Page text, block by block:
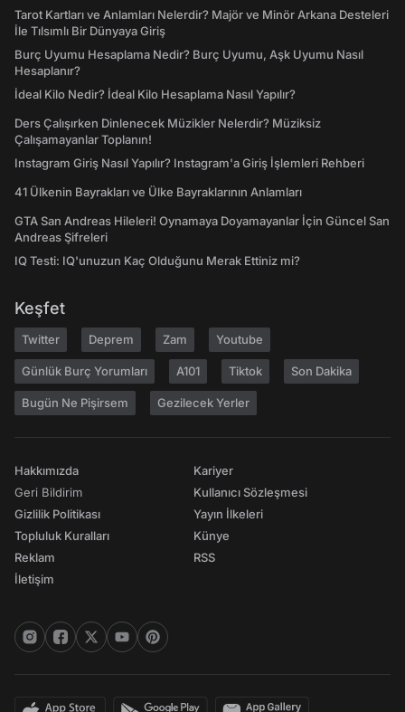
Tarot Kartları ve Anlamları Nelerdir? Majör ve Minör Arkana Desteleri
İle Tılsımlı Bir Dünyaya Giriş
Burç Uyumu Hesaplama Nedir? Burç Uyumu, Aşk Uyumu Nasıl
Hesaplanır?
İdeal Kilo Nedir? İdeal Kilo Hesaplama Nasıl Yapılır?
Ders Çalışırken Dinlenecek Müzikler Nelerdir? Müziksiz
Çalışamayanlar Toplanın!
Instagram Giriş Nasıl Yapılır? Instagram'a Giriş İşlemleri Rehberi
41 Ülkenin Bayrakları ve Ülke Bayraklarının Anlamları
GTA San Andreas Hileleri! Oynamaya Doyamayanlar İçin Güncel San
Andreas Şifreleri
IQ Testi: IQ'unuzun Kaç Olduğunu Merak Ettiniz mi?
Keşfet
Twitter Deprem Zam Youtube
Günlük Burç Yorumları A101 Tiktok Son Dakika
Bugün Ne Pişirsem Gezilecek Yerler
Hakkımızda
Geri Bildirim
Gizlilik Politikası
Topluluk Kuralları
Reklam
İletişim
Kariyer
Kullanıcı Sözleşmesi
Yayın İlkeleri
Künye
RSS